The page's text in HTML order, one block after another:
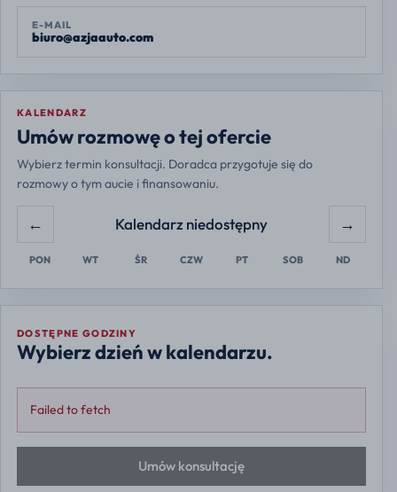
E-MAIL
biuro@azjaauto.com
KALENDARZ
Umów rozmowę o tej ofercie
Wybierz termin konsultacji. Doradca przygotuje się do
rozmowy o tym aucie i finansowaniu.
Europe/Warsaw
← Kalendarz niedostępny →
PON WT ŚR CZW PT SOB ND
DOSTĘPNE GODZINY
Wybierz dzień w kalendarzu.
Failed to fetch
Umów konsultację